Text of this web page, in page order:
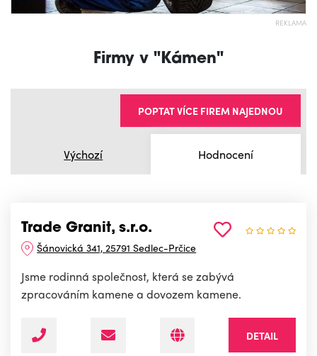
REKLAMA
Firmy v "Kámen"
Výchozí Hodnocení
POPTAT VÍCE FIREM NAJEDNOU
Trade Granit, s.r.o.
Šánovická 341, 25791 Sedlec-Prčice
Jsme rodinná společnost, která se zabývá
zpracováním kamene a dovozem kamene.
DETAIL